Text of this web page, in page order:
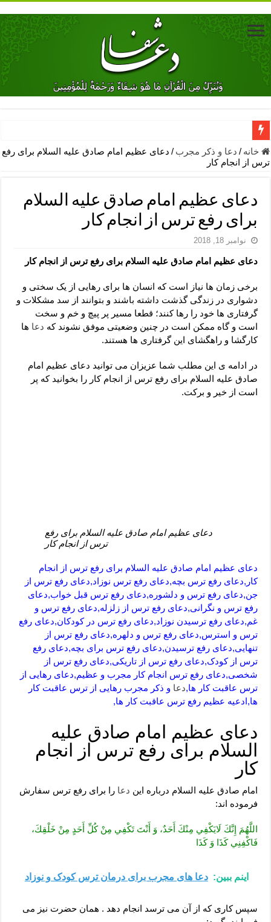
دعای جلب محبت فوری معشوق – دعای جلب محبت شوهر
دعای مشکل گشا برای رفع فقر – ذکرهای روزی‌ بخش
معجزات دعای یا من اظهر الجمیل – دعای یا من اظهر الجمیل برای
مهم ترین اذکار الهی و فضیلت آن ها – ذکر مخصوص مستجاب الدعوه
دعا برای ترس بچه ها در خواب – دعای ترس و بی خوابی کودکان
لا حول ولا قوة الا بالله برای چشم زخم – دعای چشم زخم ماشاالله
دعای قوی رفع ترس – دعای مجرب برای آرامش قلب و رفع اضطراب
دعا برای پولدار شدن در یک روز – دعای ثروت حضرت سلیمان
خانه / دعا و ذکر مجرب / دعای عظیم امام صادق علیه السلام برای رفع
ترس از انجام کار
دعای عظیم امام صادق علیه السلام
برای رفع ترس از انجام کار
نوامبر 18, 2018
دعای عظیم امام صادق علیه السلام برای رفع ترس از انجام کار
برخی زمان ها نیاز است که انسان ها برای رهایی از یک سختی و
دشواری در زندگی گذشت داشته باشند و بتوانند از سد مشکلات و
گرفتاری ها خود را رها کنند؛ قطعا مسیر پر پیچ و خم و سخت
است و گاه ممکن است در چنین وضعیتی موفق نشوند که دعا ها
کارگشا و راهگشای این گرفتاری ها هستند.
در ادامه ی این مطلب شما عزیزان می توانید دعای عظیم امام
صادق علیه السلام برای رفع ترس از انجام کار را بخوانید که پر
است از خیر و برکت.
دعای عظیم امام صادق علیه السلام برای رفع
ترس از انجام کار
دعای عظیم امام صادق علیه السلام برای رفع ترس از انجام
کار,دعای رفع ترس بچه,دعای رفع ترس نوزاد,دعای رفع ترس از
جن,دعای رفع ترس و دلشوره,دعای رفع ترس قبل خواب,دعای
رفع ترس و نگرانی,دعای رفع ترس از زلزله,دعای رفع ترس و
غم,دعای رفع ترسیدن نوزاد,دعای رفع ترس در کودکان,دعای رفع
ترس و استرس,دعای رفع ترس و دلهره,دعای رفع ترس از
تنهایی,دعای رفع ترسیدن,دعای رفع ترس برای بچه,دعای رفع
ترس از کودک,دعای رفع ترس از تاریکی,دعای رفع ترس از
شخصی,دعای رفع ترس انجام کار مجرب و عظیم,دعای رهایی از
ترس عاقبت کار ها,دعا و ذکر مجرب رهایی از ترس عاقبت کار
ها,ادعیه عظیم رفع ترس عاقبت کار ها,
دعای عظیم امام صادق علیه
السلام برای رفع ترس از انجام
کار
امام صادق علیه السلام درباره این دعا را برای رفع ترس سفارش
فرموده اند:
اللَّهُمَ‏ إِنَّكَ‏ لَايَكْفِي‏ مِنْكَ‏ أَحَدٌ، وَ أَنْتَ تَكْفِي مِنْ كُلِّ أَحَدٍ مِنْ خَلْقِكَ،
فَاكْفِنِي كَذَا وَ كَذَا
اینم ببین: دعا های مجرب برای درمان ترس کودک و نوزاد
سپس کاری که از آن می ترسد انجام دهد . همان حضرت نیز می